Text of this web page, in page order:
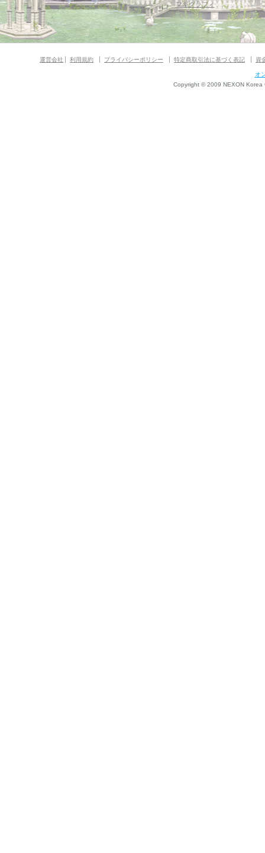
マギグラフィ
運営会社 利用規約 プライバシーポリシー 特定商取引法に基づく表記 資
オ
Copyright © 2009 NEXON Korea